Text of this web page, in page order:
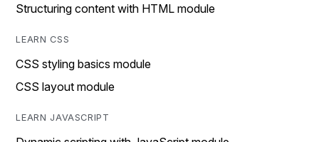
Structuring content with HTML module
LEARN CSS
CSS styling basics module
CSS layout module
LEARN JAVASCRIPT